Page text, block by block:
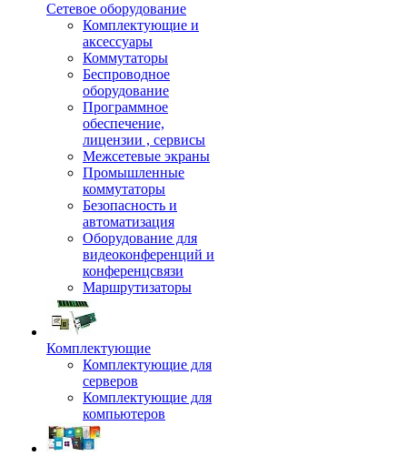
Сетевое оборудование
Комплектующие и
аксессуары
Коммутаторы
Беспроводное
оборудование
Программное
обеспечение,
лицензии , сервисы
Межсетевые экраны
Промышленные
коммутаторы
Безопасность и
автоматизация
Оборудование для
видеоконференций и
конференцсвязи
Маршрутизаторы
Комплектующие
Комплектующие для
серверов
Комплектующие для
компьютеров